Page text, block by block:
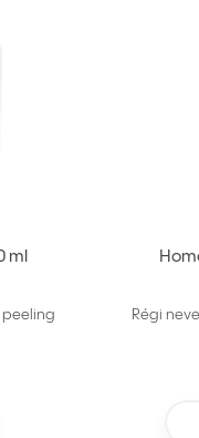
ml
peeling Régi